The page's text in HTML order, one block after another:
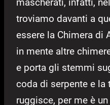
mascherati, infatti,
troviamo davanti a
essere la Chimera di
in mente altre
e porta gli stemmi
coda di serpente e la
ruggisce, per me è